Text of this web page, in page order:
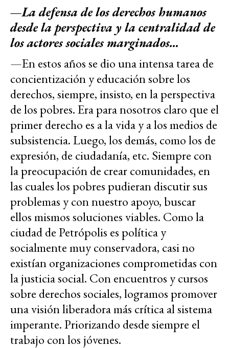
—La defensa de los derechos humanos
desde la perspectiva y la centralidad de
los actores sociales marginados…
—En estos años se dio una intensa tarea de
concientización y educación sobre los
derechos, siempre, insisto, en la perspectiva
de los pobres. Era para nosotros claro que el
primer derecho es a la vida y a los medios de
subsistencia. Luego, los demás, como los de
expresión, de ciudadanía, etc. Siempre con
la preocupación de crear comunidades, en
las cuales los pobres pudieran discutir sus
problemas y con nuestro apoyo, buscar
ellos mismos soluciones viables. Como la
ciudad de Petrópolis es política y
socialmente muy conservadora, casi no
existían organizaciones comprometidas con
la justicia social. Con encuentros y cursos
sobre derechos sociales, logramos promover
una visión liberadora más crítica al sistema
imperante. Priorizando desde siempre el
trabajo con los jóvenes.